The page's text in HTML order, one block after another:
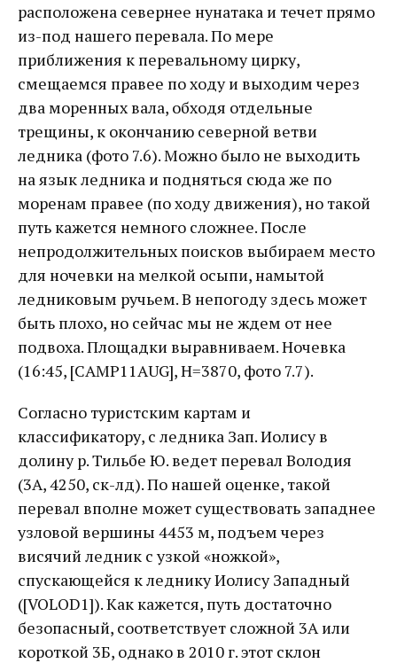
расположена севернее нунатака и течет прямо
из-под нашего перевала. По мере
приближения к перевальному цирку,
смещаемся правее по ходу и выходим через
два моренных вала, обходя отдельные
трещины, к окончанию северной ветви
ледника (фото 7.6). Можно было не выходить
на язык ледника и подняться сюда же по
моренам правее (по ходу движения), но такой
путь кажется немного сложнее. После
непродолжительных поисков выбираем место
для ночевки на мелкой осыпи, намытой
ледниковым ручьем. В непогоду здесь может
быть плохо, но сейчас мы не ждем от нее
подвоха. Площадки выравниваем. Ночевка
(16:45, [CAMP11AUG], Н=3870, фото 7.7).
Согласно туристским картам и
классификатору, с ледника Зап. Иолису в
долину р. Тильбе Ю. ведет перевал Володия
(3А, 4250, ск-лд). По нашей оценке, такой
перевал вполне может существовать западнее
узловой вершины 4453 м, подъем через
висячий ледник с узкой «ножкой»,
спускающейся к леднику Иолису Западный
([VOLOD1]). Как кажется, путь достаточно
безопасный, соответствует сложной 3А или
короткой 3Б, однако в 2010 г. этот склон